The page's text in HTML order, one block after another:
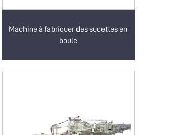
Machine à fabriquer des sucettes en
boule